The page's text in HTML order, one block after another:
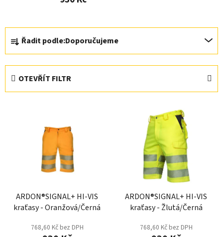
z
Řadit podle:Doporučujeme
OTEVŘÍT FILTR
ARDON®SIGNAL+ HI-VIS
kraťasy - Oranžová/Černá
768,60 Kč bez DPH
ARDON®SIGNAL+ HI-VIS
kraťasy - Žlutá/Černá
768,60 Kč bez DPH